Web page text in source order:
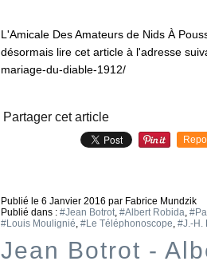
L'Amicale Des Amateurs de Nids À
désormais lire cet article à l'adresse
mariage-du-diable-1912/
Partager cet article
Publié le 6 Janvier 2016 par Fabrice Mundzik
Publié dans : #Jean Botrot, #Albert Robida,
#Louis Moulignié, #Le Téléphonoscope, #J.-H.
Jean Botrot -